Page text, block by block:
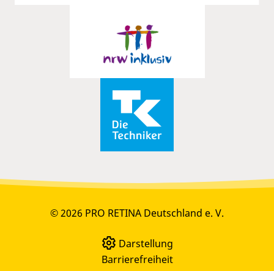
© 2026 PRO RETINA Deutschland e. V.
Darstellung
Barrierefreiheit